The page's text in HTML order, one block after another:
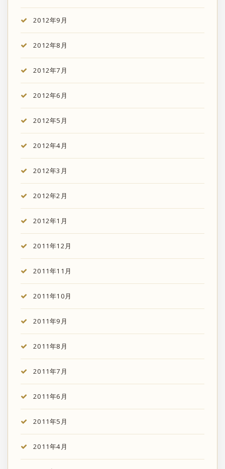
2012年9月
2012年8月
2012年7月
2012年6月
2012年5月
2012年4月
2012年3月
2012年2月
2012年1月
2011年12月
2011年11月
2011年10月
2011年9月
2011年8月
2011年7月
2011年6月
2011年5月
2011年4月